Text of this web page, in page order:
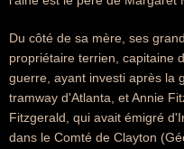
Du côté de sa mère, ses
propriétaire terrien, capitaine
guerre, ayant investi après la
tramway d'Atlanta, et Annie
Fitzgerald, qui avait émigré
dans le Comté de Clayton